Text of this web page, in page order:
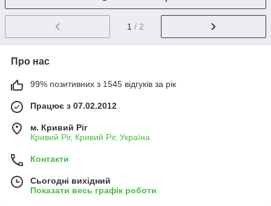
1 / 2
Про нас
99% позитивних з 1545 відгуків за рік
Працює з 07.02.2012
м. Кривий Ріг
Кривий Ріг, Кривий Ріг, Україна
Контакти
Сьогодні вихідний
Показати весь графік роботи